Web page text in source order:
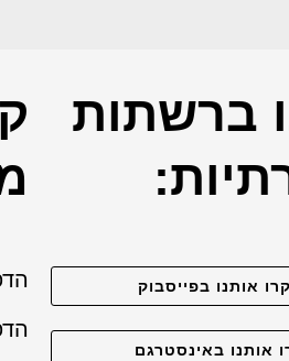
ברשתות
אותנו בפייסבוק
אותנו באינסטרגם